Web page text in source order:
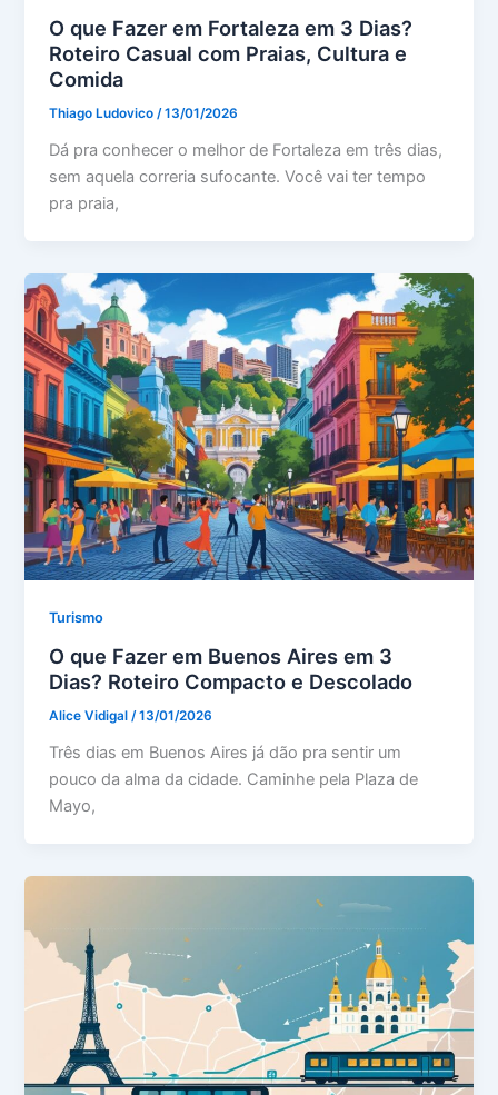
O que Fazer em Fortaleza em 3 Dias?
Roteiro Casual com Praias, Cultura e
Comida
Thiago Ludovico/13/01/2026
Dá pra conhecer o melhor de Fortaleza em três dias,
sem aquela correria sufocante. Você vai ter tempo
pra praia,
Turismo
O que Fazer em Buenos Aires em 3
Dias? Roteiro Compacto e Descolado
Alice Vidigal/13/01/2026
Três dias em Buenos Aires já dão pra sentir um
pouco da alma da cidade. Caminhe pela Plaza de
Mayo,